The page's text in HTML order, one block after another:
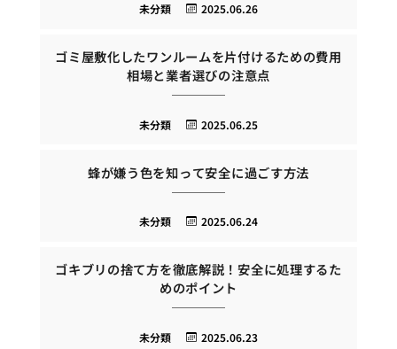
2025.06.26
未分類
ゴミ屋敷化したワンルームを片付けるための費用
相場と業者選びの注意点
2025.06.25
未分類
蜂が嫌う色を知って安全に過ごす方法
2025.06.24
未分類
ゴキブリの捨て方を徹底解説！安全に処理するた
めのポイント
2025.06.23
未分類